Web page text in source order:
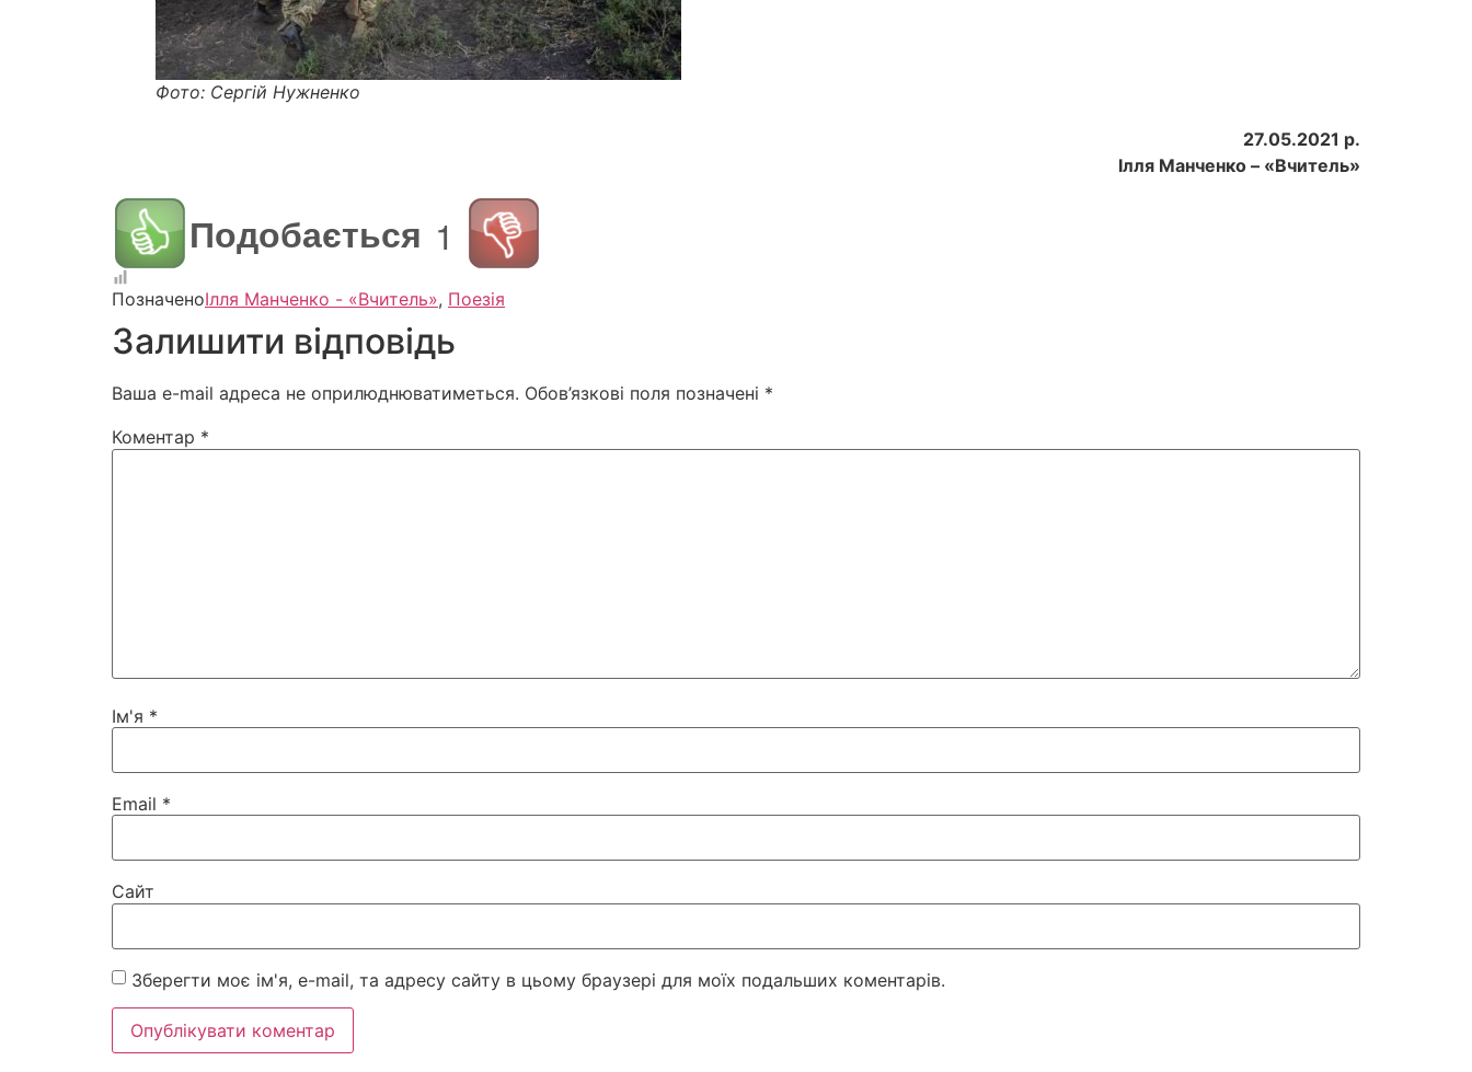
Фото: Сергій Нужненко
27.05.2021 р.
Ілля Манченко – «Вчитель»
Подобається 1
ПозначеноІлля Манченко - «Вчитель», Поезія
Залишити відповідь
Ваша e-mail адреса не оприлюднюватиметься. Обов’язкові поля позначені *
Коментар *
Ім'я *
Email *
Сайт
Зберегти моє ім'я, e-mail, та адресу сайту в цьому браузері для моїх подальших коментарів.